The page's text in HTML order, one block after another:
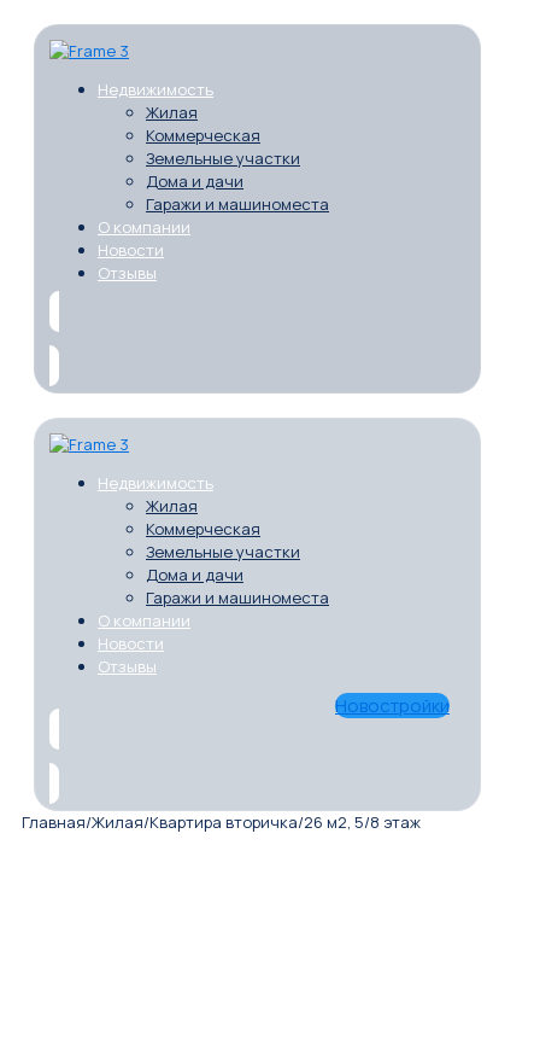
Недвижимость
Жилая
Коммерческая
Земельные участки
Дома и дачи
Гаражи и машиноместа
О компании
Новости
Отзывы
Недвижимость
Жилая
Коммерческая
Земельные участки
Дома и дачи
Гаражи и машиноместа
О компании
Новости
Отзывы
Новостройки
Главная/Жилая/Квартира вторичка/26 м2, 5/8 этаж